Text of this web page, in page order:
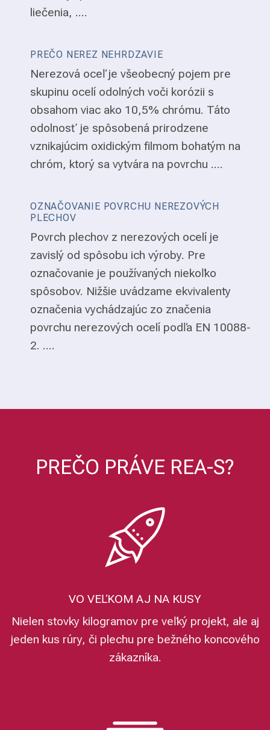
liečenia, ....
PREČO NEREZ NEHRDZAVIE
Nerezová oceľ je všeobecný pojem pre
skupinu ocelí odolných voči korózii s
obsahom viac ako 10,5% chrómu. Táto
odolnosť je spôsobená prirodzene
vznikajúcim oxidickým filmom bohatým na
chróm, ktorý sa vytvára na povrchu ....
OZNAČOVANIE POVRCHU NEREZOVÝCH
PLECHOV
Povrch plechov z nerezových ocelí je
zavislý od spôsobu ich výroby. Pre
označovanie je používaných niekoľko
spôsobov. Nižšie uvádzame ekvivalenty
označenia vychádzajúc zo značenia
povrchu nerezových ocelí podľa EN 10088-
2. ....
PREČO PRÁVE REA-S?
VO VEĽKOM AJ NA KUSY
Nielen stovky kilogramov pre veľký projekt, ale aj
jeden kus rúry, či plechu pre bežného koncového
zákazníka.